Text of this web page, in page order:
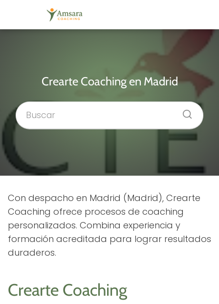
Crearte Coaching en Madrid
Con despacho en Madrid (Madrid), Crearte
Coaching ofrece procesos de coaching
personalizados. Combina experiencia y
formación acreditada para lograr resultados
duraderos.
Crearte Coaching